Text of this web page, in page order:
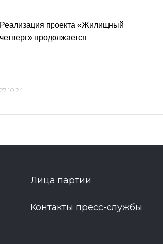
Реализация проекта «Жилищный
четверг» продолжается
27.10.24
Лица партии
Контакты пресс-службы